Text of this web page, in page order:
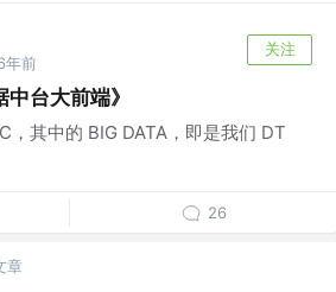
年前
关注
台大前端》
，其中的 BIG DATA，即是我们 DT
26
章